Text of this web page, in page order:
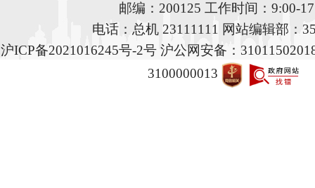
邮编：200125 工作时间：9:00-
电话：总机 23111111 网站编辑部：
沪ICP备2021016245号-2号 沪公网安备：
3100000013